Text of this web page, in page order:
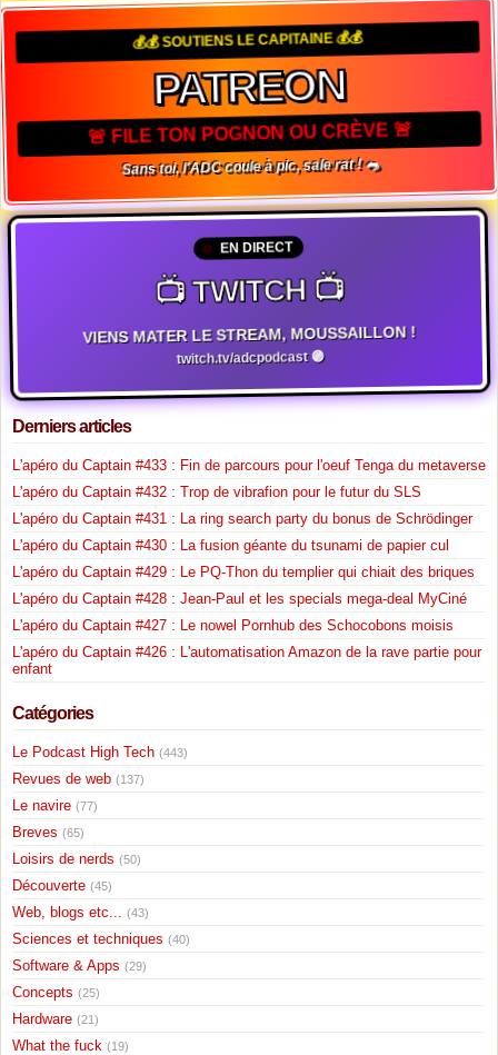
💰💰 SOUTIENS LE CAPITAINE 💰💰
PATREON
🚨 FILE TON POGNON OU CRÈVE 🚨
Sans toi, l'ADC coule à pic, sale rat ! 🐀
EN DIRECT
📺 TWITCH 📺
VIENS MATER LE STREAM, MOUSSAILLON !
twitch.tv/adcpodcast 🟣
Derniers articles
L'apéro du Captain #433 : Fin de parcours pour l'oeuf Tenga du metaverse
L'apéro du Captain #432 : Trop de vibrafion pour le futur du SLS
L'apéro du Captain #431 : La ring search party du bonus de Schrödinger
L'apéro du Captain #430 : La fusion géante du tsunami de papier cul
L'apéro du Captain #429 : Le PQ-Thon du templier qui chiait des briques
L'apéro du Captain #428 : Jean-Paul et les specials mega-deal MyCiné
L'apéro du Captain #427 : Le nowel Pornhub des Schocobons moisis
L'apéro du Captain #426 : L'automatisation Amazon de la rave partie pour
enfant
Catégories
Le Podcast High Tech (443)
Revues de web (137)
Le navire (77)
Breves (65)
Loisirs de nerds (50)
Découverte (45)
Web, blogs etc... (43)
Sciences et techniques (40)
Software & Apps (29)
Concepts (25)
Hardware (21)
What the fuck (19)